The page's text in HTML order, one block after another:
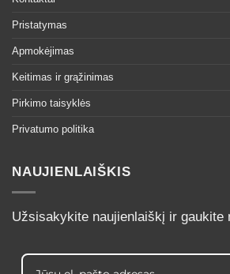
Pristatymas
Apmokėjimas
Keitimas ir grąžinimas
Pirkimo taisyklės
Privatumo politika
NAUJIENLAIŠKIS
Užsisakykite naujienlaiškį ir gaukite